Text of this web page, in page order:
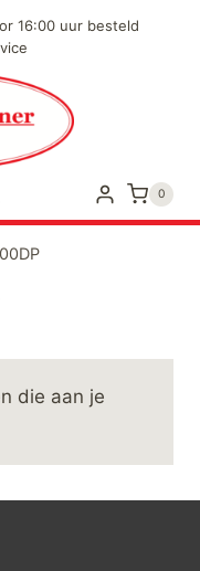
16:00 uur besteld
0
die aan je